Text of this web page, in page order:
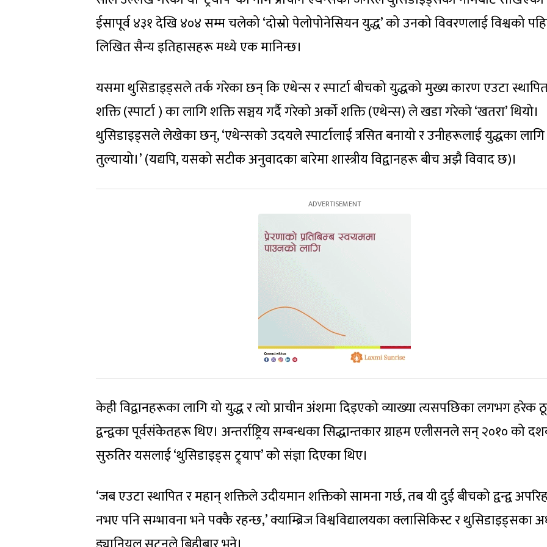
ईसापूर्व ४३१ देखि ४०४ सम्म चलेको ‘दोस्रो पेलोपोनेसियन युद्ध’ को उनको विवरणलाई विश्वको
लिखित सैन्य इतिहासहरू मध्ये एक मानिन्छ।
यसमा थुसिडाइड्सले तर्क गरेका छन् कि एथेन्स र स्पार्टा बीचको युद्धको मुख्य कारण एउटा
शक्ति (स्पार्टा ) का लागि शक्ति सञ्चय गर्दै गरेको अर्को शक्ति (एथेन्स) ले खडा गरेको ‘खतरा’ थियो।
थुसिडाइड्सले लेखेका छन्, ‘एथेन्सको उदयले स्पार्टालाई त्रसित बनायो र उनीहरूलाई युद्धका लागि
तुल्यायो।’ (यद्यपि, यसको सटीक अनुवादका बारेमा शास्त्रीय विद्वानहरू बीच अझै विवाद छ)।
केही विद्वानहरूका लागि यो युद्ध र त्यो प्राचीन अंशमा दिइएको व्याख्या त्यसपछिका लगभग हरेक
द्वन्द्वका पूर्वसंकेतहरू थिए। अन्तर्राष्ट्रिय सम्बन्धका सिद्धान्तकार ग्राहम एलीसनले सन् २०१० को
सुरुतिर यसलाई ‘थुसिडाइड्स ट्र्याप’ को संज्ञा दिएका थिए।
‘जब एउटा स्थापित र महान् शक्तिले उदीयमान शक्तिको सामना गर्छ, तब यी दुई बीचको द्वन्द्व
नभए पनि सम्भावना भने पक्कै रहन्छ,’ क्याम्ब्रिज विश्वविद्यालयका क्लासिकिस्ट र थुसिडाइड्सका